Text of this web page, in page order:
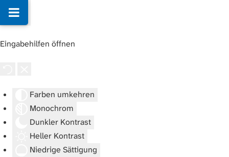
Eingabehilfen öffnen
Farben umkehren
Monochrom
Dunkler Kontrast
Heller Kontrast
Niedrige Sättigung